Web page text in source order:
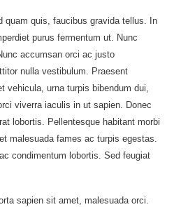
quam quis, faucibus gravida tellus. In
purus fermentum ut. Nunc
accumsan orci ac justo
nulla vestibulum. Praesent
vehicula, urna turpis bibendum dui,
viverra iaculis in ut sapien. Donec
lobortis. Pellentesque habitant morbi
malesuada fames ac turpis egestas.
condimentum lobortis. Sed feugiat
sapien sit amet, malesuada orci.